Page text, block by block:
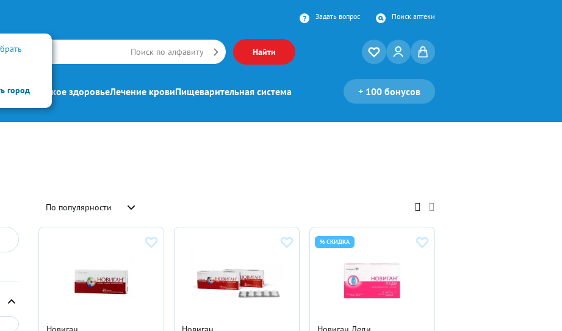
город
Задать вопрос Поиск аптеки
Искать Поиск по алфавиту Найти
гриппЖенское здоровьеЛечение кровиПищеварительная система + 100 бонусов
По популярности
% СКИДКА